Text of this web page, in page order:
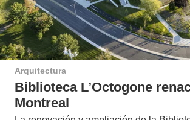
Arquitectura
Biblioteca L’Octogone
Montreal